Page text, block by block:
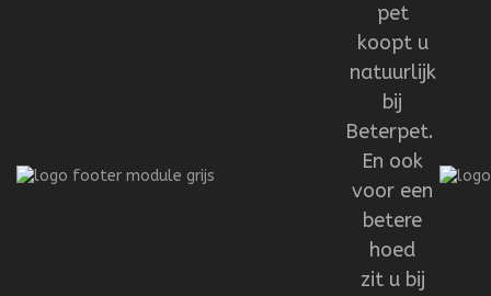
pet
koopt u
natuurlijk
bij
Beterpet.
En ook
voor een
betere
hoed
zit u bij